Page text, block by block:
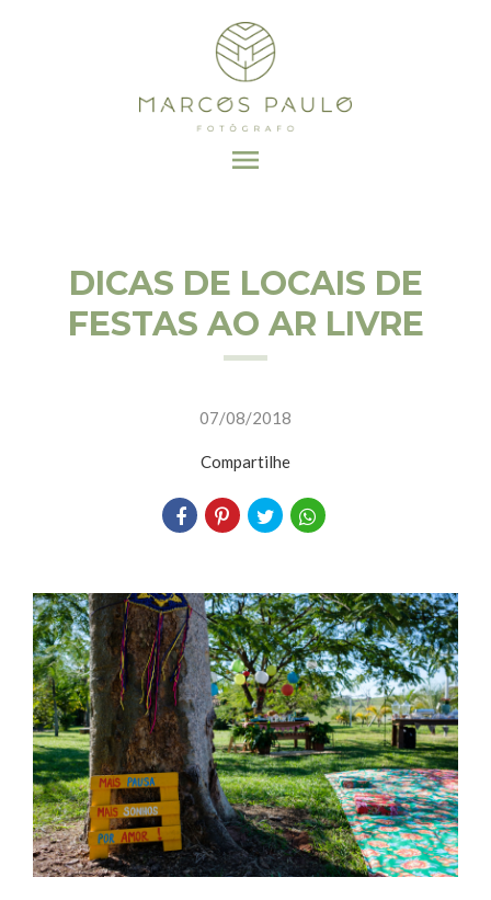
menu
DICAS DE LOCAIS DE
FESTAS AO AR LIVRE
07/08/2018
Compartilhe